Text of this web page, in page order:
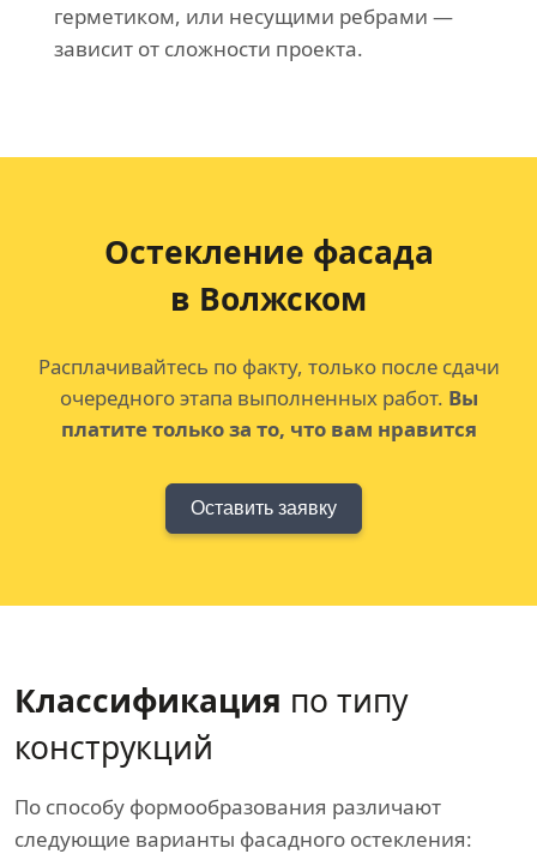
герметиком, или несущими ребрами —
зависит от сложности проекта.
Остекление фасада
в Волжском
Расплачивайтесь по факту, только после сдачи
очередного этапа выполненных работ. Вы
платите только за то, что вам нравится
Оставить заявку
Классификация по типу
конструкций
По способу формообразования различают
следующие варианты фасадного остекления: